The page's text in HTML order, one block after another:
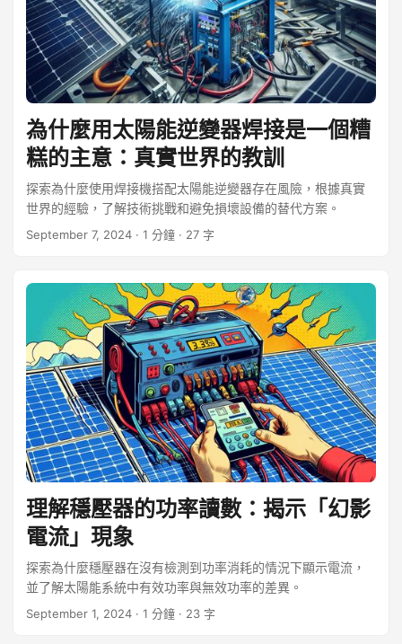
為什麼用太陽能逆變器焊接是一個糟
糕的主意：真實世界的教訓
探索為什麼使用焊接機搭配太陽能逆變器存在風險，根據真實
世界的經驗，了解技術挑戰和避免損壞設備的替代方案。
September 7, 2024 · 1 分鐘 · 27 字
理解穩壓器的功率讀數：揭示「幻影
電流」現象
探索為什麼穩壓器在沒有檢測到功率消耗的情況下顯示電流，
並了解太陽能系統中有效功率與無效功率的差異。
September 1, 2024 · 1 分鐘 · 23 字